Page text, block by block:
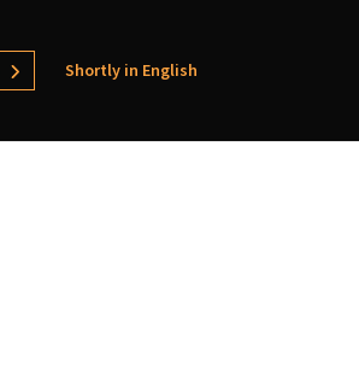
Shortly in English